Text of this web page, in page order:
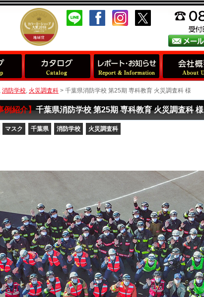
, 消防学校, 火災調査科 > 千葉県消防学校 第25期 専科教育 火災調査科 様
例紹介】千葉県消防学校 第25期 専科教育 火災調査科 様
マスク 千葉県 消防学校 火災調査科